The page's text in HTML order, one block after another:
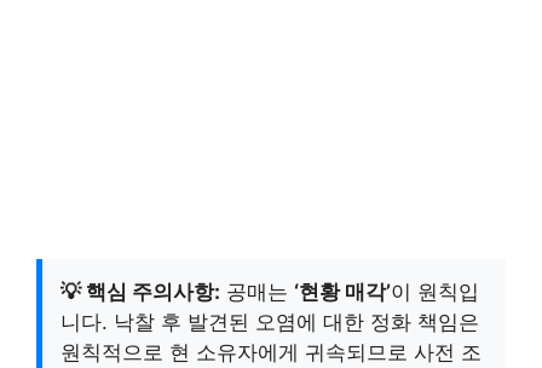
💡 핵심 주의사항: 공매는 ‘현황 매각’이 원칙입
니다. 낙찰 후 발견된 오염에 대한 정화 책임은
원칙적으로 현 소유자에게 귀속되므로 사전 조